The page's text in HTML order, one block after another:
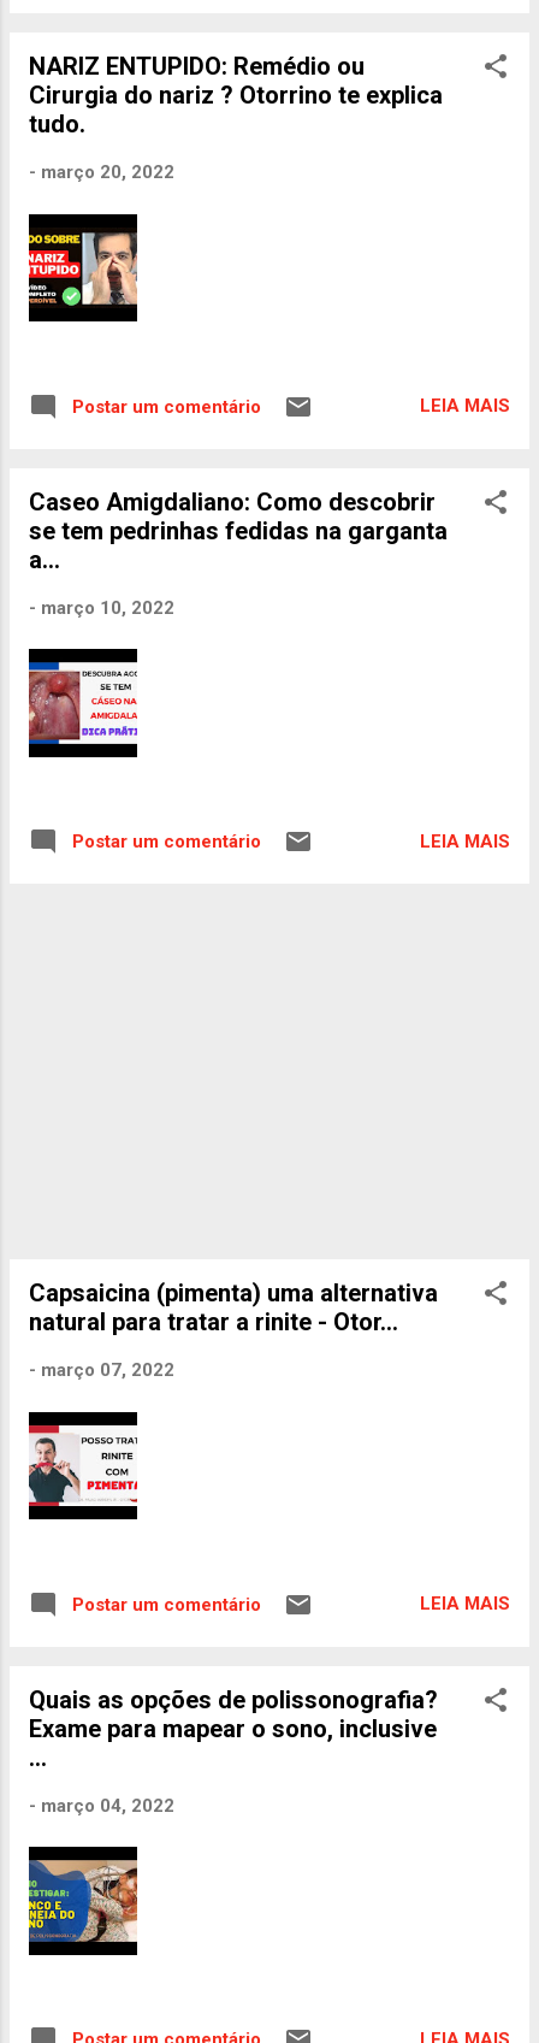
NARIZ ENTUPIDO: Remédio ou
Cirurgia do nariz ? Otorrino te explica
tudo.
- março 20, 2022
Postar um comentário LEIA MAIS
Caseo Amigdaliano: Como descobrir
se tem pedrinhas fedidas na garganta
a...
- março 10, 2022
Postar um comentário LEIA MAIS
Capsaicina (pimenta) uma alternativa
natural para tratar a rinite - Otor...
- março 07, 2022
Postar um comentário LEIA MAIS
Quais as opções de polissonografia?
Exame para mapear o sono, inclusive
...
- março 04, 2022